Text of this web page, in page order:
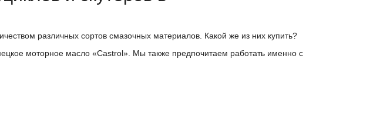
различных сортов смазочных материалов. Какой же из них купить?
моторное масло «Castrol». Мы также предпочитаем работать именно с